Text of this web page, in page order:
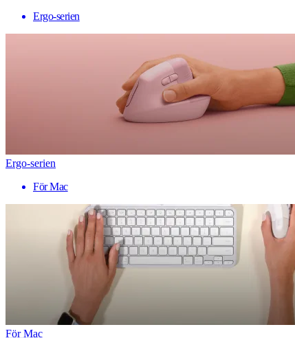
Ergo-serien
Ergo-serien
För Mac
För Mac